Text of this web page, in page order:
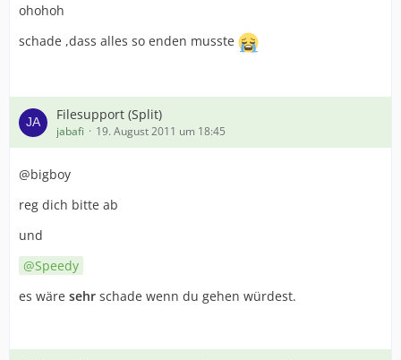
ohohoh
schade ,dass alles so enden musste
Filesupport (Split)
jabafi 19. August 2011 um 18:45
@bigboy
reg dich bitte ab
und
Speedy
es wäre sehr schade wenn du gehen würdest.